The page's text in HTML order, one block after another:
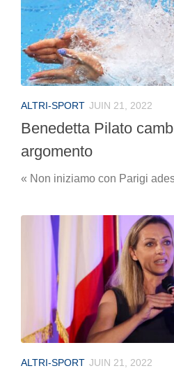
ALTRI-SPORT JUIN 21, 2022
Benedetta Pilato
argomento
« Non iniziamo con Parigi
ALTRI-SPORT JUIN 21, 2022